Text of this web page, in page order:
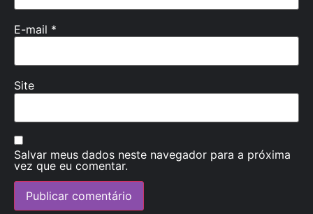
E-mail *
Site
Salvar meus dados neste navegador para a próxima
vez que eu comentar.